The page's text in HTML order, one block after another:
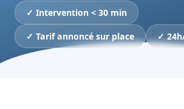
✓ Intervention < 30 min
✓ Tarif annoncé sur place ✓